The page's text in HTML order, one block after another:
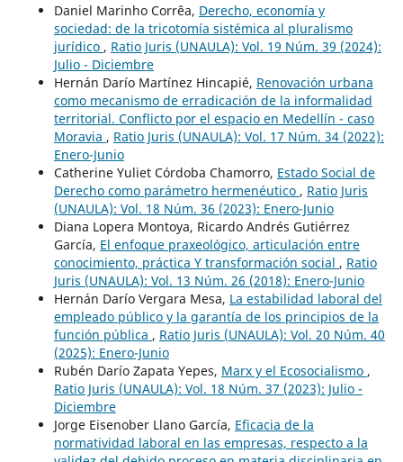
Daniel Marinho Corrêa, Derecho, economía y
sociedad: de la tricotomía sistémica al pluralismo
jurídico , Ratio Juris (UNAULA): Vol. 19 Núm. 39 (2024):
Julio - Diciembre
Hernán Darío Martínez Hincapié, Renovación urbana
como mecanismo de erradicación de la informalidad
territorial. Conflicto por el espacio en Medellín - caso
Moravia , Ratio Juris (UNAULA): Vol. 17 Núm. 34 (2022):
Enero-Junio
Catherine Yuliet Córdoba Chamorro, Estado Social de
Derecho como parámetro hermenéutico , Ratio Juris
(UNAULA): Vol. 18 Núm. 36 (2023): Enero-Junio
Diana Lopera Montoya, Ricardo Andrés Gutiérrez
García, El enfoque praxeológico, articulación entre
conocimiento, práctica Y transformación social , Ratio
Juris (UNAULA): Vol. 13 Núm. 26 (2018): Enero-Junio
Hernán Darío Vergara Mesa, La estabilidad laboral del
empleado público y la garantía de los principios de la
función pública , Ratio Juris (UNAULA): Vol. 20 Núm. 40
(2025): Enero-Junio
Rubén Darío Zapata Yepes, Marx y el Ecosocialismo ,
Ratio Juris (UNAULA): Vol. 18 Núm. 37 (2023): Julio -
Diciembre
Jorge Eisenober Llano García, Eficacia de la
normatividad laboral en las empresas, respecto a la